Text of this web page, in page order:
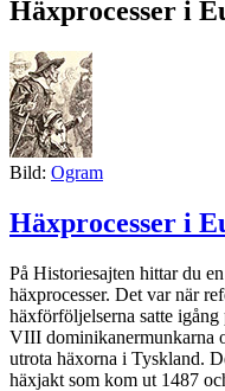
Häxprocesser i
Bild: Ogram
Häxprocesser i
På Historiesajten hittar du
häxprocesser. Det var när
häxförföljelserna satte
VIII dominikanermunkarna
utrota häxorna i Tyskland.
häxjakt som kom ut 1487